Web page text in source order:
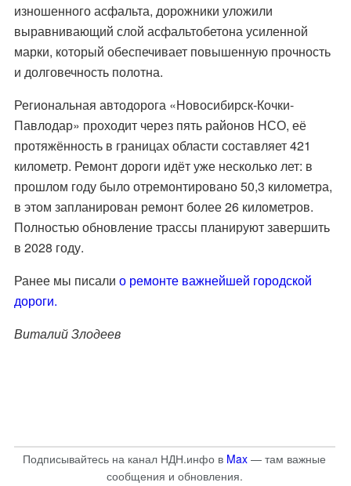
изношенного асфальта, дорожники уложили
выравнивающий слой асфальтобетона усиленной
марки, который обеспечивает повышенную прочность
и долговечность полотна.
Региональная автодорога «Новосибирск-Кочки-
Павлодар» проходит через пять районов НСО, её
протяжённость в границах области составляет 421
километр. Ремонт дороги идёт уже несколько лет: в
прошлом году было отремонтировано 50,3 километра,
в этом запланирован ремонт более 26 километров.
Полностью обновление трассы планируют завершить
в 2028 году.
Ранее мы писали о ремонте важнейшей городской
дороги.
Виталий Злодеев
Подписывайтесь на канал НДН.инфо в Max — там важные
сообщения и обновления.